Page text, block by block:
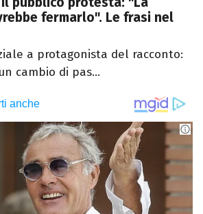
fermarlo". Le frasi nel
a protagonista del racconto:
cambio di pas...